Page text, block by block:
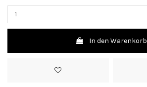
In den Warenkorb